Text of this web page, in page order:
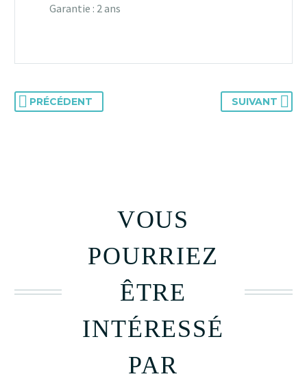
Garantie : 2 ans
PRÉCÉDENT SUIVANT
VOUS
POURRIEZ
ÊTRE
INTÉRESSÉ
PAR